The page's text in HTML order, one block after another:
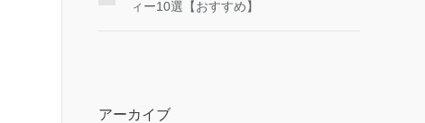
ィー10選【おすすめ】
アーカイブ